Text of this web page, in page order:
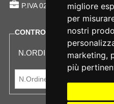
migliore
per
nostri
marketing,
più
P.IVA 02342180797
CONTROLLA LO STATO
N.ORDINE: